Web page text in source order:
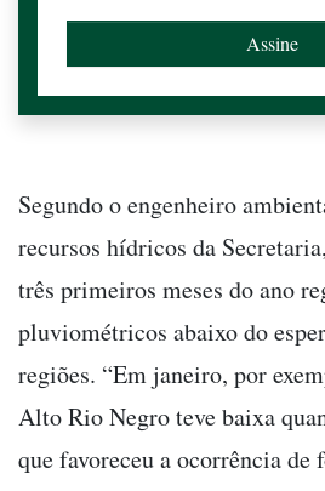
Segundo o engenheiro
recursos hídricos da
três primeiros meses do ano
pluviométricos abaixo do
regiões. “Em janeiro, por
Alto Rio Negro teve baixa
que favoreceu a ocorrência de